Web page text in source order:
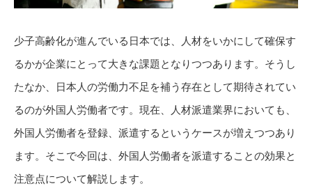
少子高齢化が進んでいる日本では、人材をいかにして確保す
るかが企業にとって大きな課題となりつつあります。そうし
たなか、日本人の労働力不足を補う存在として期待されてい
るのが外国人労働者です。現在、人材派遣業界においても、
外国人労働者を登録、派遣するというケースが増えつつあり
ます。そこで今回は、外国人労働者を派遣することの効果と
注意点について解説します。